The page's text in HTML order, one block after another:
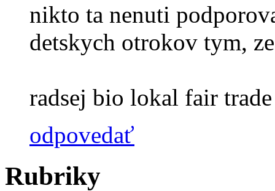
nikto ta nenuti
detskych otrokov tym,
radsej bio lokal fair
odpovedať
Rubriky